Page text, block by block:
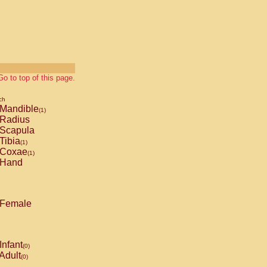
to top of this page.
Mandible(1)
Radius
Scapula
Tibia(1)
Coxae(1)
Hand
Female
Infant(0)
(0)